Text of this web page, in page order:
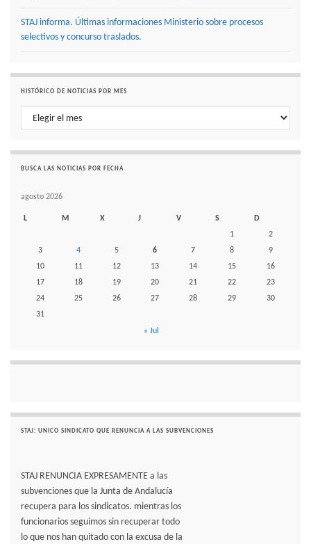
STAJ informa. Últimas informaciones Ministerio sobre procesos
selectivos y concurso traslados.
HISTÓRICO DE NOTICIAS POR MES
Histórico de noticias por mes
BUSCA LAS NOTICIAS POR FECHA
agosto 2026
L M X J V S
D
1
2
3
4 5 6 7 8
9
10
11 12 13 14 15
16
17
18 19 20 21 22
23
24
25 26 27 28 29
30
31
« Jul
STAJ: UNICO SINDICATO QUE RENUNCIA A LAS SUBVENCIONES
STAJ RENUNCIA EXPRESAMENTE a las
subvenciones que la Junta de Andalucía
recupera para los sindicatos. mientras los
funcionarios seguimos sin recuperar todo
lo que nos han quitado con la excusa de la